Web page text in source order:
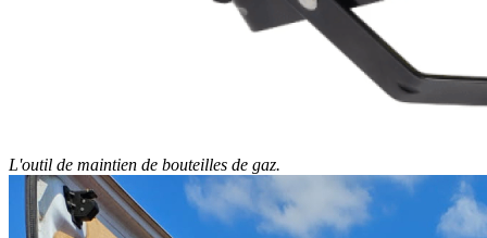
L'outil de maintien de bouteilles de gaz.